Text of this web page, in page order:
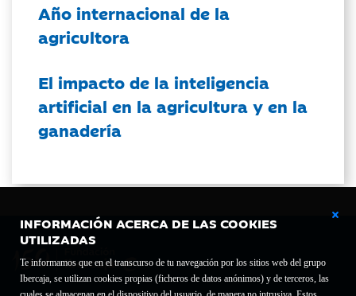
INFORMACIÓN ACERCA DE LAS COOKIES
UTILIZADAS
Te informamos que en el transcurso de tu navegación por los sitios web del grupo
Ibercaja, se utilizan cookies propias (ficheros de datos anónimos) y de terceros, las
Año internacional de la
agricultora
El impacto de la inteligencia
artificial en la agricultura y en la
ganadería